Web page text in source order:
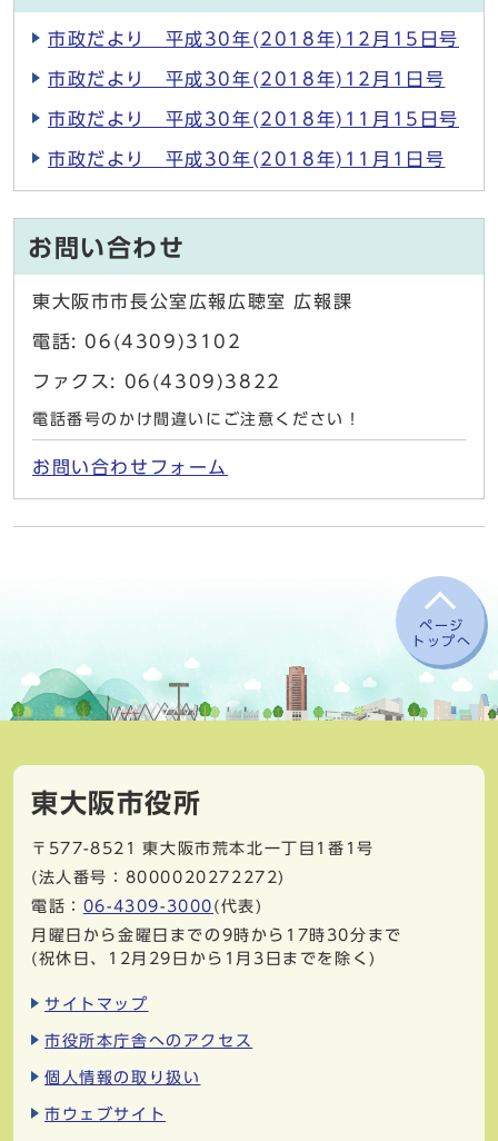
市政だより 平成30年(2018年)12月15日号
市政だより 平成30年(2018年)12月1日号
市政だより 平成30年(2018年)11月15日号
市政だより 平成30年(2018年)11月1日号
お問い合わせ
東大阪市市長公室広報広聴室 広報課
電話: 06(4309)3102
ファクス: 06(4309)3822
電話番号のかけ間違いにご注意ください！
お問い合わせフォーム
ページ
トップへ
東大阪市役所
〒577-8521
東大阪市荒本北一丁目1番1号
(法人番号：8000020272272)
電話： 06-4309-3000 (代表)
月曜日から金曜日までの9時から17時30分まで
(祝休日、12月29日から1月3日までを除く)
サイトマップ
市役所本庁舎へのアクセス
個人情報の取り扱い
市ウェブサイト